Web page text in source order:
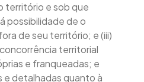
território e sob que
possibilidade de o
de seu território; e (iii)
territorial
e franqueadas; e
e detalhadas quanto à